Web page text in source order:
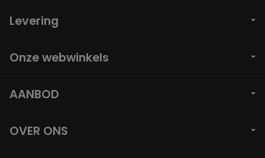
Levering
Onze webwinkels
AANBOD
OVER ONS